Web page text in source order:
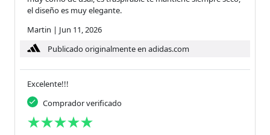
el diseño es muy elegante.
Martin | Jun 11, 2026
Publicado originalmente en adidas.com
Excelente!!!
Comprador verificado